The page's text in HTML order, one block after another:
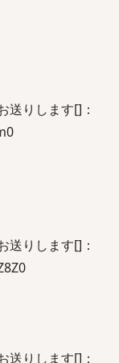
送りします[]：
送りします[]：
送りします[]：